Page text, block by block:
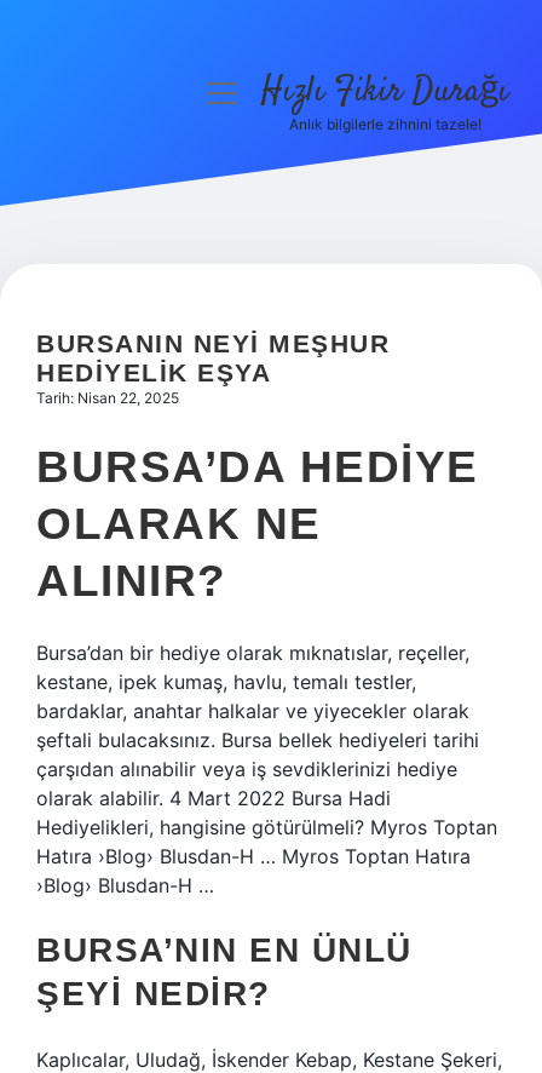
Hakkımızda
menüyüHızlı Fikir Durağı
Anlık bilgilerle zihnini tazele!
BURSANIN NEYI MEŞHUR
HEDIYELIK EŞYA
Tarih: Nisan 22, 2025
BURSA’DA HEDIYE
OLARAK NE
ALINIR?
Bursa’dan bir hediye olarak mıknatıslar, reçeller,
kestane, ipek kumaş, havlu, temalı testler,
bardaklar, anahtar halkalar ve yiyecekler olarak
şeftali bulacaksınız. Bursa bellek hediyeleri tarihi
çarşıdan alınabilir veya iş sevdiklerinizi hediye
olarak alabilir. 4 Mart 2022 Bursa Hadi
Hediyelikleri, hangisine götürülmeli? Myros Toptan
Hatıra ›Blog› Blusdan-H … Myros Toptan Hatıra
›Blog› Blusdan-H …
BURSA’NIN EN ÜNLÜ
ŞEYI NEDIR?
Kaplıcalar, Uludağ, İskender Kebap, Kestane Şekeri,